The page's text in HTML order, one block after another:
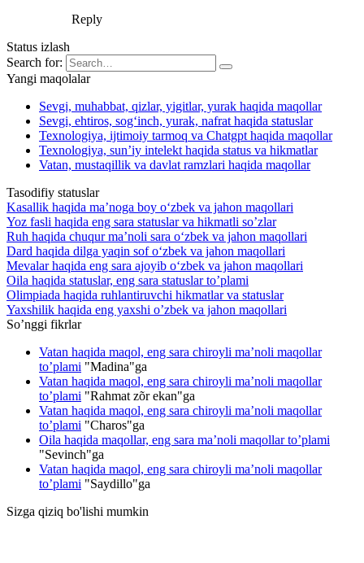
Reply
Status izlash
Search for:
Yangi maqolalar
Sevgi, muhabbat, qizlar, yigitlar, yurak haqida maqollar
Sevgi, ehtiros, sog‘inch, yurak, nafrat haqida statuslar
Texnologiya, ijtimoiy tarmoq va Chatgpt haqida maqollar
Texnologiya, sun’iy intelekt haqida status va hikmatlar
Vatan, mustaqillik va davlat ramzlari haqida maqollar
Tasodifiy statuslar
Kasallik haqida ma’noga boy o‘zbek va jahon maqollari
Yoz fasli haqida eng sara statuslar va hikmatli so’zlar
Ruh haqida chuqur ma’noli sara o‘zbek va jahon maqollari
Dard haqida dilga yaqin sof o‘zbek va jahon maqollari
Mevalar haqida eng sara ajoyib o‘zbek va jahon maqollari
Oila haqida statuslar, eng sara statuslar to’plami
Olimpiada haqida ruhlantiruvchi hikmatlar va statuslar
Yaxshilik haqida eng yaxshi o’zbek va jahon maqollari
So’nggi fikrlar
Vatan haqida maqol, eng sara chiroyli ma’noli maqollar
to’plami "Madina"ga
Vatan haqida maqol, eng sara chiroyli ma’noli maqollar
to’plami "Rahmat zõr ekan"ga
Vatan haqida maqol, eng sara chiroyli ma’noli maqollar
to’plami "Charos"ga
Oila haqida maqollar, eng sara ma’noli maqollar to’plami
"Sevinch"ga
Vatan haqida maqol, eng sara chiroyli ma’noli maqollar
to’plami "Saydillo"ga
Sizga qiziq bo'lishi mumkin